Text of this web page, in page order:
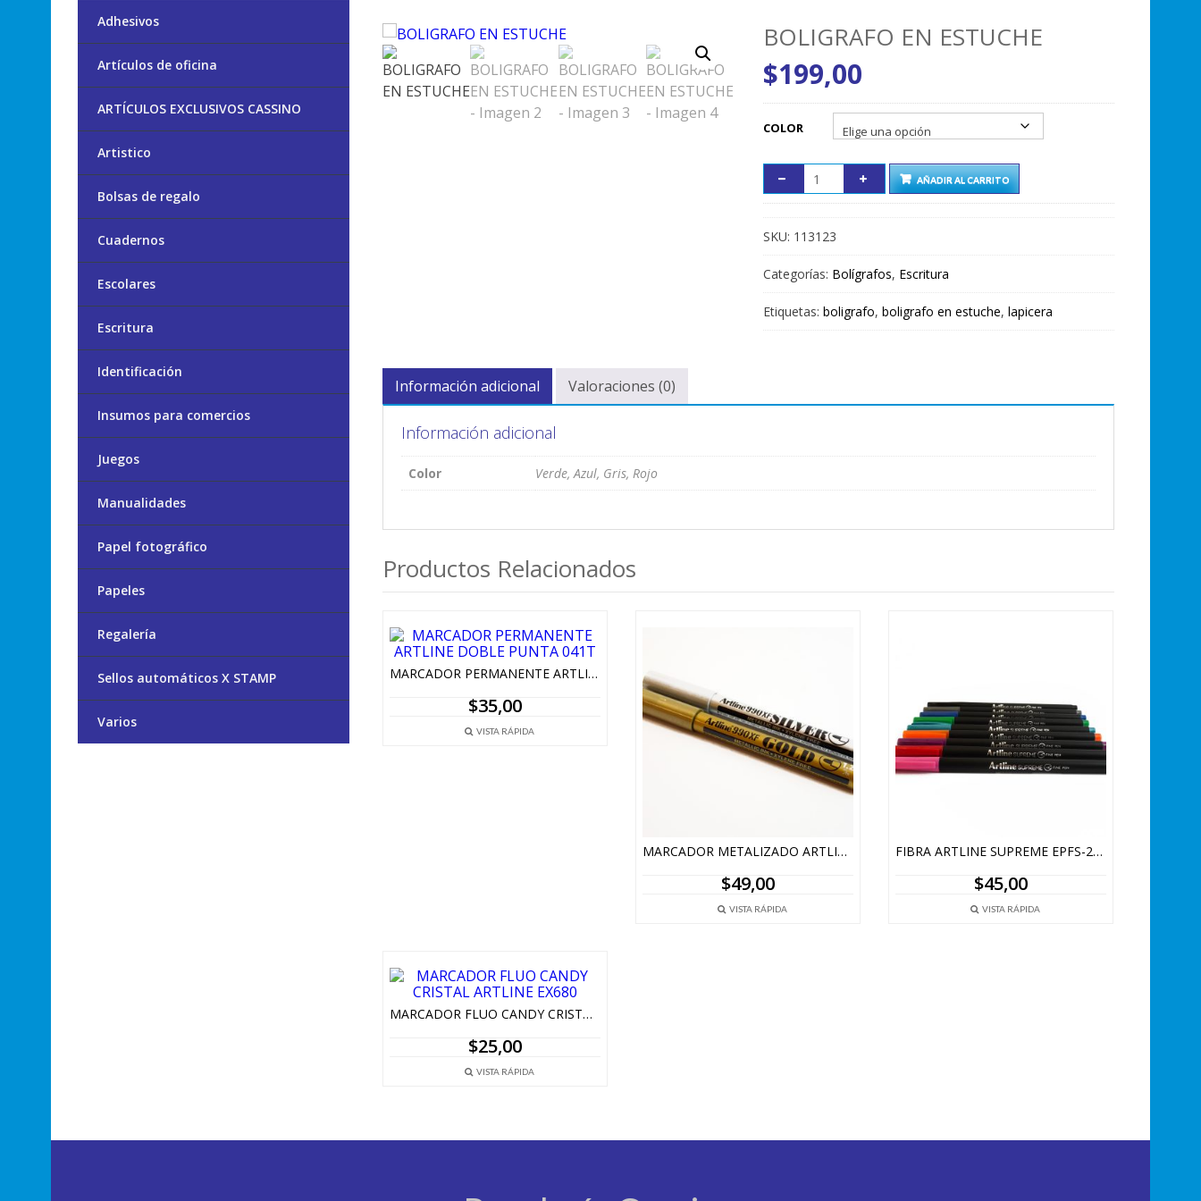
BOLIGRAFO EN ESTUCHE
$199,00
COLOR
AÑADIR AL CARRITO
SKU: 113123
Categorías: Bolígrafos, Escritura
Etiquetas: boligrafo, boligrafo en estuche, lapicera
Información adicional Valoraciones (0)
Información adicional
Color Verde, Azul, Gris, Rojo
Productos Relacionados
MARCADOR PERMANENTE ARTLINE DOBLE PUNTA 041T
$35,00
VISTA RÁPIDA
MARCADOR METALIZADO ARTLINE 990XF – DORADO Y PLATEADO
$49,00
VISTA RÁPIDA
FIBRA ARTLINE SUPREME EPFS-200
$45,00
VISTA RÁPIDA
MARCADOR FLUO CANDY CRISTAL ARTLINE EX680
$25,00
VISTA RÁPIDA
Adhesivos
Artículos de oficina
ARTÍCULOS EXCLUSIVOS CASSINO
Artistico
Bolsas de regalo
Cuadernos
Escolares
Escritura
Identificación
Insumos para comercios
Juegos
Manualidades
Papel fotográfico
Papeles
Regalería
Sellos automáticos X STAMP
Varios